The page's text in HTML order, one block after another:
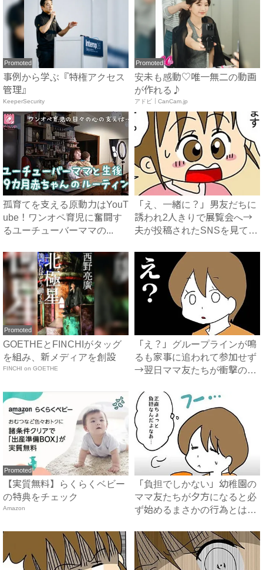
Promoted
事例から学ぶ『特権アクセス
管理』
KeeperSecurity
Promoted
安未も感動♡唯一無二の動画
が作れる♪
アドビ｜CanCam.jp
孤育てを支える原動力はYouT
ube！ワンオペ育児に奮闘す
るユーチューバーママの...
「え、一緒に？」男友だちに
誘われ2人きりで展覧会へ→
夫が投稿されたSNSを見て
Promoted
GOETHEとFINCHIがタッグ
を組み、新メディアを創設
FINCHI on GOETHE
「え？」グループラインが鳴
るも家事に追われて参加せず
→翌日ママ友たちが衝撃の行
Promoted
【実質無料】らくらくベビー
の特典をチェック
Amazon
「負担でしかない」幼稚園の
ママ友たちが夕方になると必
ず始めるまさかの行為とは？